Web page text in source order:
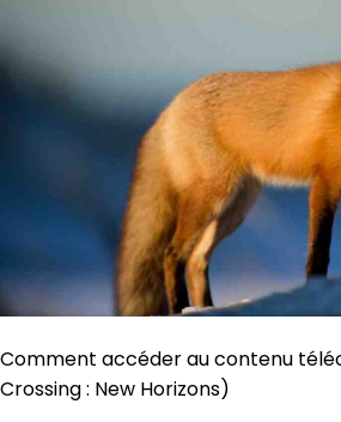
Comment accéder au contenu
Crossing : New Horizons)